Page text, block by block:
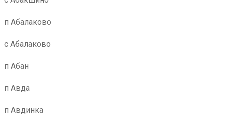
п Абалаково
с Абалаково
п Абан
п Авда
п Авдинка